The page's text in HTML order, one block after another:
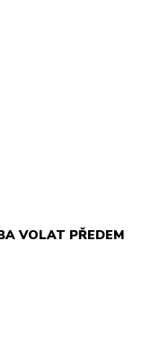
VOLAT PŘEDEM